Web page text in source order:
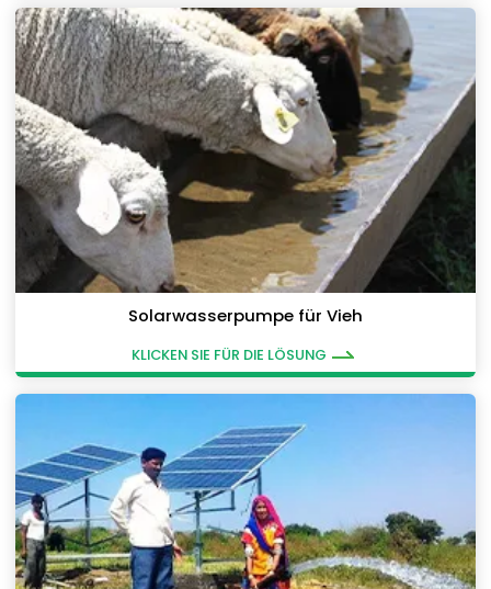
Solarwasserpumpe für Vieh
KLICKEN SIE FÜR DIE LÖSUNG